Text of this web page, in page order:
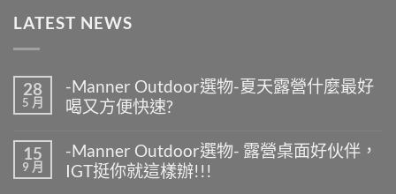
LATEST NEWS
28
5 月
-Manner Outdoor選物-夏天露營什麼最好
喝又方便快速?
〈-
Manner
Outdoor
無
留
言
15
9 月
-Manner Outdoor選物- 露營桌面好伙伴，
IGT挺你就這樣辦!!!